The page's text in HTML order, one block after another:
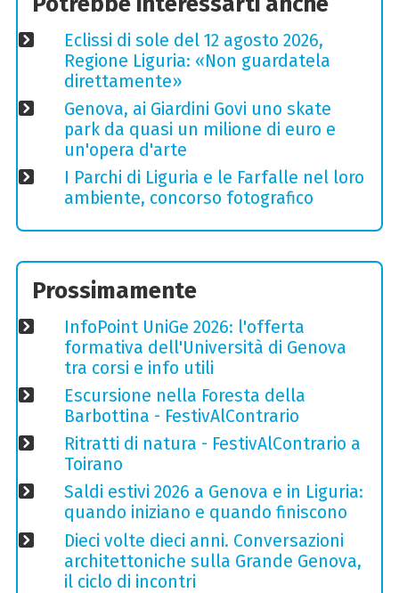
Eclissi di sole del 12 agosto 2026,
Regione Liguria: «Non guardatela
direttamente»
Genova, ai Giardini Govi uno skate
park da quasi un milione di euro e
un'opera d'arte
I Parchi di Liguria e le Farfalle nel loro
ambiente, concorso fotografico
Prossimamente
InfoPoint UniGe 2026: l'offerta
formativa dell'Università di Genova
tra corsi e info utili
Escursione nella Foresta della
Barbottina - FestivAlContrario
Ritratti di natura - FestivAlContrario a
Toirano
Saldi estivi 2026 a Genova e in Liguria:
quando iniziano e quando finiscono
Dieci volte dieci anni. Conversazioni
architettoniche sulla Grande Genova,
il ciclo di incontri